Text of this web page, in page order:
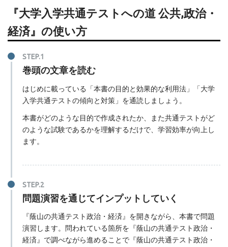
『大学入学共通テストへの道 公共,政治・
経済』の使い方
巻頭の文章を読む
はじめに載っている「本書の目的と効果的な利用法」「大学
入学共通テストの傾向と対策」を通読しましょう。
本書がどのような目的で作成されたか、また共通テストがど
のような試験であるかを理解するだけで、学習効率が向上し
ます。
問題演習を通じてインプットしていく
『蔭山の共通テスト政治・経済』を開きながら、本書で問題
演習します。問われている箇所を『蔭山の共通テスト政治・
経済』で調べながら進めることで『蔭山の共通テスト政治・